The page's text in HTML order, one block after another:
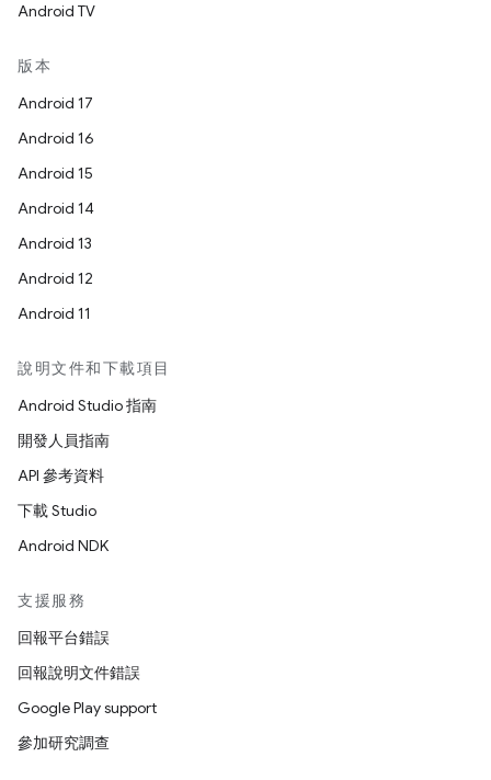
Android TV
版本
Android 17
Android 16
Android 15
Android 14
Android 13
Android 12
Android 11
說明文件和下載項目
Android Studio 指南
開發人員指南
API 參考資料
下載 Studio
Android NDK
支援服務
回報平台錯誤
回報說明文件錯誤
Google Play support
參加研究調查